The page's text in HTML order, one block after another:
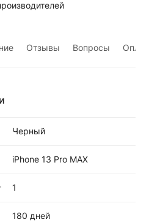
Отзывы Вопросы
Черный
iPhone 13 Pro MAX
1
180 дней